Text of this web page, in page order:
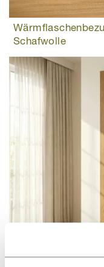
Schafwolle
Wandspiegel